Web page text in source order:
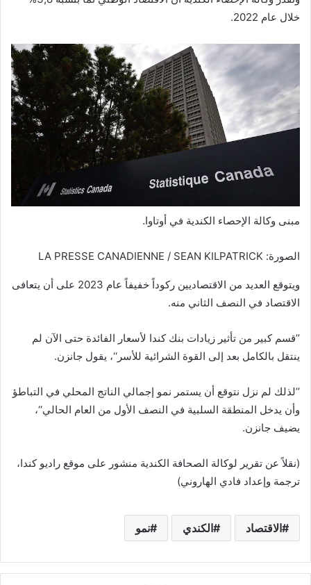
خلال عام 2022.
مبنى وكالة الإحصاء الكندية في أوتاوا.
الصورة: LA PRESSE CANADIENNE / SEAN KILPATRICK
ويتوقع العديد من الاقتصاديين ركوداً خفيفاً عام 2023 على أن يتعافى
الاقتصاد في النصف الثاني منه.
’’قسم كبير من تأثير زيادات بنك كندا لأسعار الفائدة حتى الآن لم
ينتقل بالكامل بعد إلى القوة الشرائية للأسر‘‘، يقول جانزن.
’’لذلك لم نزل نتوقع أن يستمر نمو إجمالي الناتج المحلي في التباطؤ
وأن يدخل المنطقة السلبية في النصف الأول من العام الحالي‘‘،
يضيف جانزن.
(نقلاً عن تقرير لوكالة الصحافة الكندية منشور على موقع راديو كندا،
ترجمة وإعداد فادي الهاروني)
الاقتصاد الكندي نمو